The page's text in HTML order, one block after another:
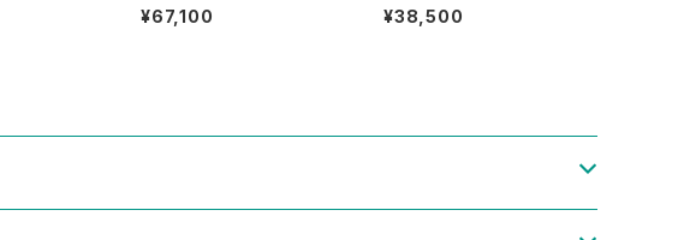
Mi
S 相当
Painter Pants Size W32 L
31 古着
¥67,100
MC ESCHER Relativity Tri
ck Art All Over Graphic T
¥38,500